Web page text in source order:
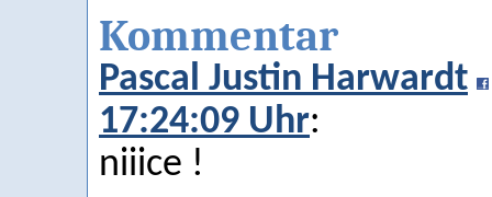
Kommentar
Pascal Justin Harwardt
17:24:09 Uhr:
niiice !